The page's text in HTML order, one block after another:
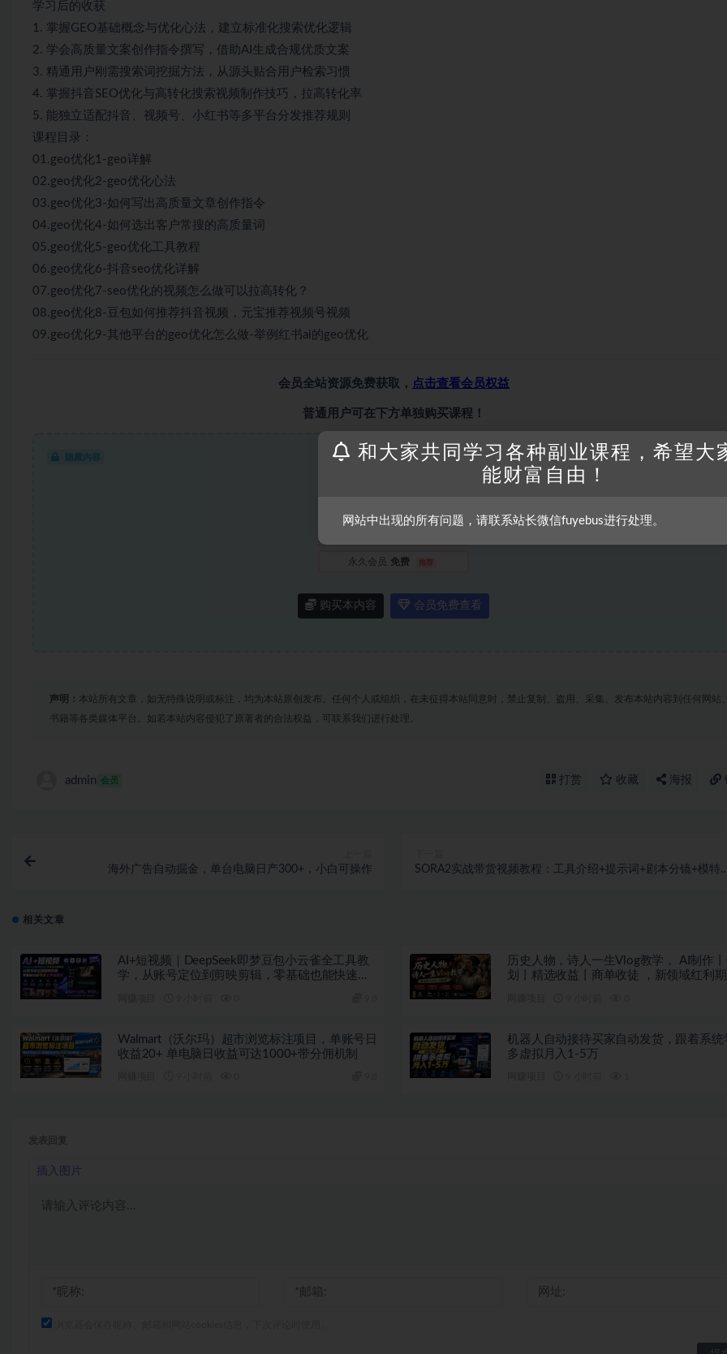
学习后的收获
1. 掌握GEO基础概念与优化心法，建立标准化搜索优化逻辑
2. 学会高质量文案创作指令撰写，借助AI生成合规优质文案
3. 精通用户刚需搜索词挖掘方法，从源头贴合用户检索习惯
4. 掌握抖音SEO优化与高转化搜索视频制作技巧，拉高转化率
5. 能独立适配抖音、视频号、小红书等多平台分发推荐规则
课程目录：
01.geo优化1-geo详解
02.geo优化2-geo优化心法
03.geo优化3-如何写出高质量文章创作指令
04.geo优化4-如何选出客户常搜的高质量词
05.geo优化5-geo优化工具教程
06.geo优化6-抖音seo优化详解
07.geo优化7-seo优化的视频怎么做可以拉高转化？
08.geo优化8-豆包如何推荐抖音视频，元宝推荐视频号视频
09.geo优化9-其他平台的geo优化怎么做-举例红书ai的geo优化
会员全站资源免费获取， 点击查看会员权益
普通用户可在下方单独购买课程！
隐藏内容
永久会员 免费 推荐
购买本内容 会员免费查看
声明： 本站所有文章，如无特殊说明或标注，均为本站原创发布。任何个人或组织，在未征得本站同意时，禁止复制、盗用、采集、发布本站内容到任何网站
书籍等各类媒体平台。如若本站内容侵犯了原著者的合法权益，可联系我们进行处理。
admin 会员 打赏 收藏 海报
海外广告自动掘金，单台电脑日产300+，小白可操作
SORA2实战带货视频教程：工具介绍+提示词+剧本分镜+模特
相关文章
AI+短视频｜DeepSeek即梦豆包小云雀全工具教
学，从账号定位到剪映剪辑，零基础也能快速上
历史人物，诗人一生Vlog教学， AI制作
划丨精选收益丨商单收徒 ，新领域红利
Walmart（沃尔玛）超市浏览标注项目，单账号日
收益20+ 单电脑日收益可达1000+带分佣机制
机器人自动接待买家自动发货，跟着系统
多虚拟月入1-5万
插入图片
和大家共同学习各种副业课程，希望大
能财富自由！
网站中出现的所有问题，请联系站长微信fuyebus进行处理。